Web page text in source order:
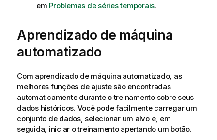
em Problemas de séries temporais.
Aprendizado de máquina
automatizado
Com aprendizado de máquina automatizado, as
melhores funções de ajuste são encontradas
automaticamente durante o treinamento sobre seus
dados históricos. Você pode facilmente carregar um
conjunto de dados, selecionar um alvo e, em
seguida, iniciar o treinamento apertando um botão.